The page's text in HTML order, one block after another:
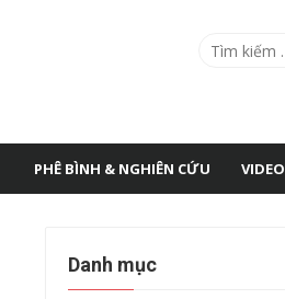
Search
PHÊ BÌNH & NGHIÊN CỨU VIDEO
Danh mục